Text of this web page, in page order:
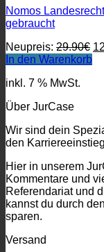
Nomos
gebraucht
Neupreis: 29.90€
In den Warenkorb
inkl. 7 % MwSt.
Über JurCase
Wir sind dein
den
Hier in unserem
Kommentare und
Referendariat und
kannst du durch
sparen.
Versand